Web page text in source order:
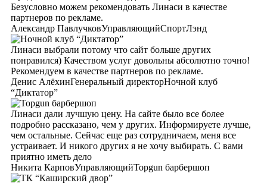
Безусловно можем рекомендовать Линаси в качестве
партнеров по рекламе.
Александр ПавлучковУправляющийСпортЛэнд
Линаси выбрали потому что сайт больше других
понравился) Качеством услуг довольны абсолютно точно!
Рекомендуем в качестве партнеров по рекламе.
Денис АлёхинГенеральный директорНочной клуб
“Диктатор”
Линаси дали лучшую цену. На сайте было все более
подробно рассказано, чем у других. Информируете лучше,
чем остальные. Сейчас еще раз сотрудничаем, меня все
устраивает. И никого других я не хочу выбирать. С вами
приятно иметь дело
Никита КарповУправляющийTopgun барбершоп